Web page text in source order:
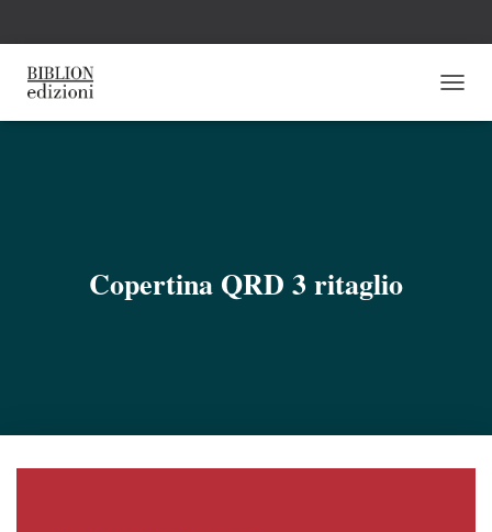
A
E
Copertina QRD 3 ritaglio